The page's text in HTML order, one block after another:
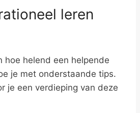
leren
hoe helend een helpende
je met onderstaande tips.
je een verdieping van deze